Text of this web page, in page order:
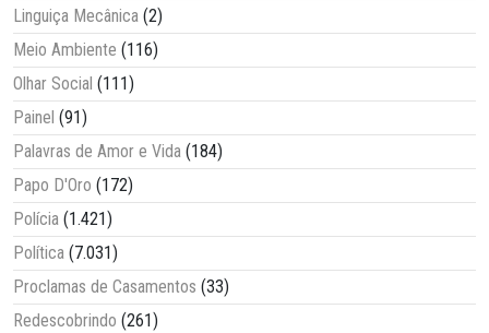
Linguiça Mecânica (2)
Meio Ambiente (116)
Olhar Social (111)
Painel (91)
Palavras de Amor e Vida (184)
Papo D'Oro (172)
Polícia (1.421)
Política (7.031)
Proclamas de Casamentos (33)
Redescobrindo (261)